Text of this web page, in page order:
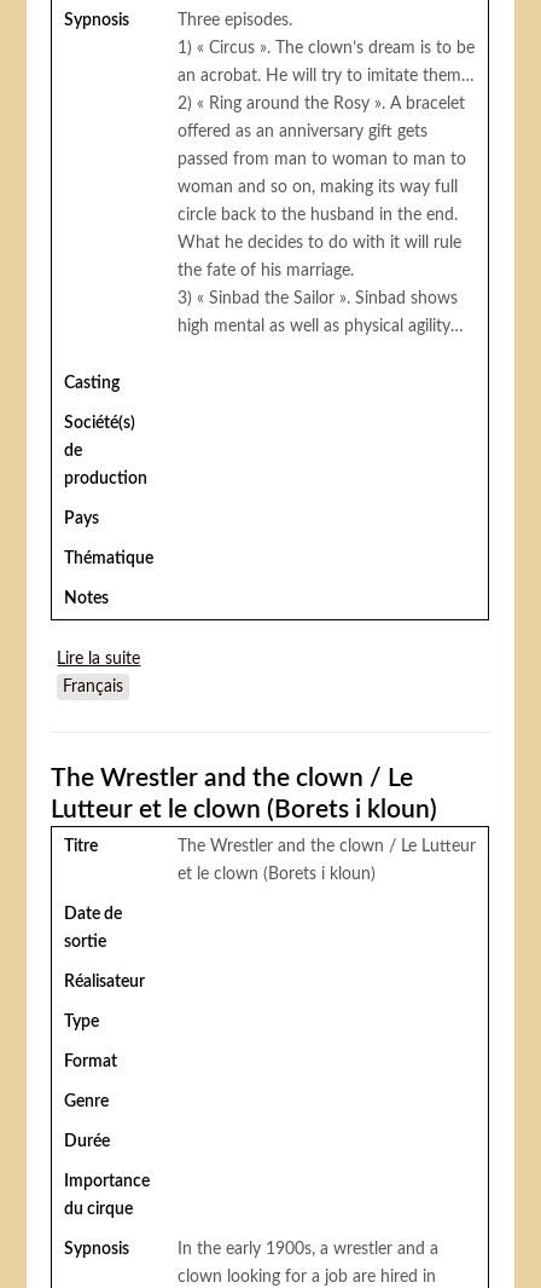
Sypnosis
Three episodes.
1) « Circus ». The clown’s dream is to be
an acrobat. He will try to imitate them…
2) « Ring around the Rosy ». A bracelet
offered as an anniversary gift gets
passed from man to woman to man to
woman and so on, making its way full
circle back to the husband in the end.
What he decides to do with it will rule
the fate of his marriage.
3) « Sinbad the Sailor ». Sinbad shows
high mental as well as physical agility…
Casting
Société(s)
de
production
Pays
Thématique
Notes
Lire la suite
Français
The Wrestler and the clown / Le
Lutteur et le clown (Borets i kloun)
Titre
The Wrestler and the clown / Le Lutteur
et le clown (Borets i kloun)
Date de
sortie
Réalisateur
Type
Format
Genre
Durée
Importance
du cirque
Sypnosis
In the early 1900s, a wrestler and a
clown looking for a job are hired in